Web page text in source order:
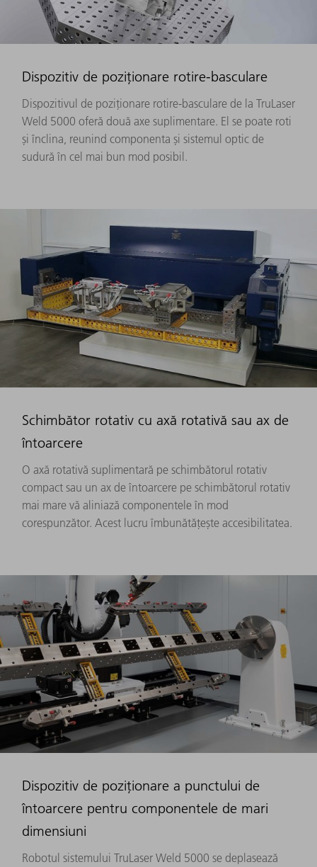
Dispozitiv de poziționare rotire-basculare
Dispozitivul de poziționare rotire-basculare de la TruLaser
Weld 5000 oferă două axe suplimentare. El se poate roti
și înclina, reunind componenta și sistemul optic de
sudură în cel mai bun mod posibil.
Schimbător rotativ cu axă rotativă sau ax de
întoarcere
O axă rotativă suplimentară pe schimbătorul rotativ
compact sau un ax de întoarcere pe schimbătorul rotativ
mai mare vă aliniază componentele în mod
corespunzător. Acest lucru îmbunătățește accesibilitatea.
Dispozitiv de poziționare a punctului de
întoarcere pentru componentele de mari
dimensiuni
Robotul sistemului TruLaser Weld 5000 se deplasează